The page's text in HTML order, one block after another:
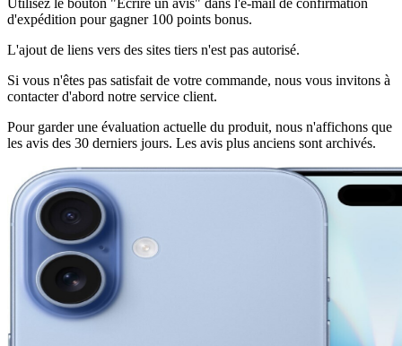
d'expédition pour gagner 100 points bonus.
L'ajout de liens vers des sites tiers n'est pas autorisé.
Si vous n'êtes pas satisfait de votre commande, nous vous invitons à
contacter d'abord notre service client.
Pour garder une évaluation actuelle du produit, nous n'affichons que
les avis des 30 derniers jours. Les avis plus anciens sont archivés.